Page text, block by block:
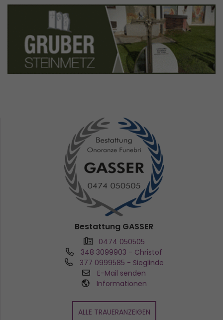
Bestattung GASSER
0474 050505
348 3099903 - Christof
377 0999585 - Sieglinde
E-Mail senden
Informationen
ALLE TRAUERANZEIGEN